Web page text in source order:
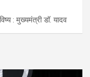
: मुख्यमंत्री डॉ. यादव